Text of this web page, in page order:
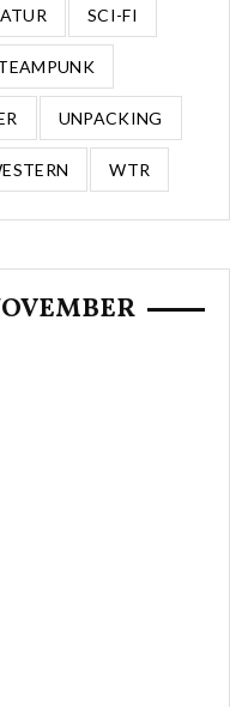
SCI-FI
UNPACKING
WTR